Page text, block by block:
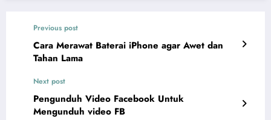
Previous post
Cara Merawat Baterai iPhone agar Awet dan
Tahan Lama
Next post
Pengunduh Video Facebook Untuk
Mengunduh video FB